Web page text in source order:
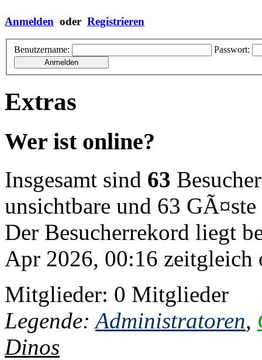
Anmelden oder Registrieren
Benutzername: Passwort:
Extras
Wer ist online?
Insgesamt sind 63
unsichtbare und 63 GÃ¤ste
Der Besucherrekord liegt
Apr 2026, 00:16 zeitgleich
Mitglieder: 0 Mitglieder
Legende: Administratoren,
Dinos